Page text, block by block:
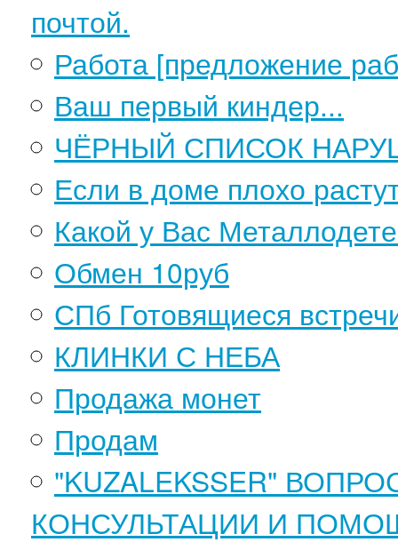
почтой.
Работа [предложение
Ваш первый киндер...
ЧЁРНЫЙ СПИСОК
Если в доме плохо
Какой у Вас
Обмен 10руб
СПб Готовящиеся
КЛИНКИ С НЕБА
Продажа монет
Продам
"KUZALEKSSER"
КОНСУЛЬТАЦИИ И